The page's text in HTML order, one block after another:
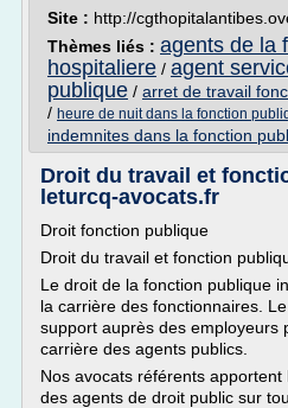
Site : http://
Thèmes liés : agents de la
hospitaliere / agent
publique / arret de travail
/ heure de nuit dans la fonction
indemnites dans la fonction
Droit du travail et
leturcq-avocats.fr
Droit fonction publique
Droit du travail et fonction
Le droit de la fonction publique
la carrière des fonctionnaires.
support auprès des employeurs
carrière des agents publics.
Nos avocats référents
des agents de droit public sur